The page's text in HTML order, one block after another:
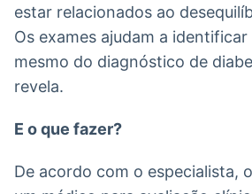
estar relacionados ao
Os exames ajudam a
mesmo do diagnóstico de
revela.
E o que fazer?
De acordo com o especialista,